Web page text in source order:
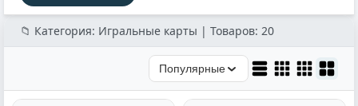
📁 Категория: Игральные карты | Товаров: 20
Популярные